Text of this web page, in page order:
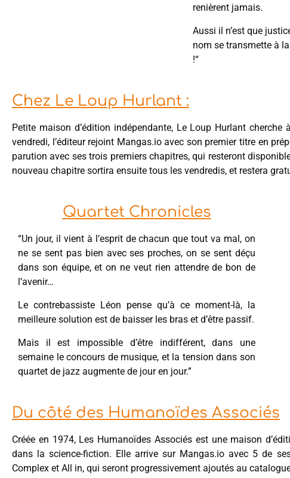
renièrent jamais.
Aussi il n’est que
nom se transmette à
!“
Chez Le Loup Hurlant :
Petite maison d’édition indépendante, Le Loup Hurlant
vendredi, l’éditeur rejoint Mangas.io avec son premier titre en
parution avec ses trois premiers chapitres, qui resteront
nouveau chapitre sortira ensuite tous les vendredis, et restera
Quartet Chronicles
“Un jour, il vient à l’esprit de chacun que tout va mal, on
ne se sent pas bien avec ses proches, on se sent déçu
dans son équipe, et on ne veut rien attendre de bon de
l’avenir…
Le contrebassiste Léon pense qu’à ce moment-là, la
meilleure solution est de baisser les bras et d’être passif.
Mais il est impossible d’être indifférent, dans une
semaine le concours de musique, et la tension dans son
quartet de jazz augmente de jour en jour.”
Du côté des Humanoïdes Associés
Créée en 1974, Les Humanoïdes Associés est une maison
dans la science-fiction. Elle arrive sur Mangas.io avec 5 de
Complex et All in, qui seront progressivement ajoutés au